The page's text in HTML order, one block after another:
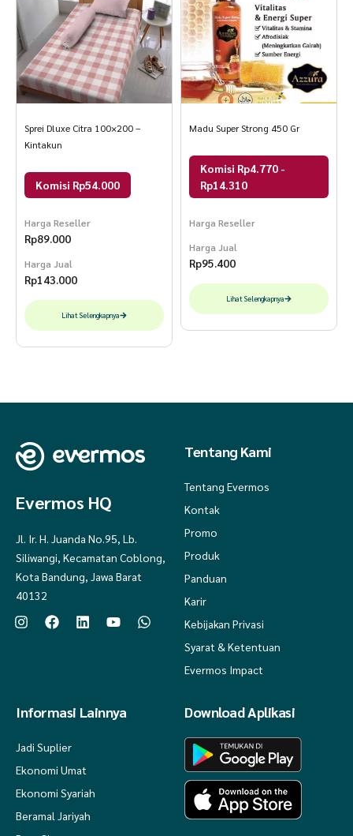
Sprei Dluxe Citra 100×200 –
Kintakun
Komisi Rp54.000
Harga Reseller
Rp89.000
Harga Jual
Rp143.000
Lihat Selengkapnya
Madu Super Strong 450 Gr
Komisi Rp4.770 -
Rp14.310
Harga Reseller
Harga Jual
Rp95.400
Lihat Selengkapnya
Evermos HQ
Jl. Ir. H. Juanda No.95, Lb.
Siliwangi, Kecamatan Coblong,
Kota Bandung, Jawa Barat
40132
Tentang Kami
Tentang Evermos
Kontak
Promo
Produk
Panduan
Karir
Kebijakan Privasi
Syarat & Ketentuan
Evermos Impact
Informasi Lainnya
Jadi Suplier
Ekonomi Umat
Ekonomi Syariah
Beramal Jariyah
Download Aplikasi